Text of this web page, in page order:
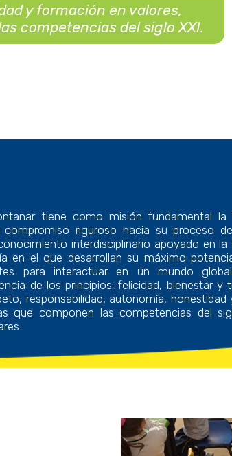
y formación en valores,
competencias del siglo XXI.
tiene como misión fundamental
riguroso hacia su proceso
interdisciplinario apoyado en
en el que desarrollan su máximo
para interactuar en un mundo
de los principios: felicidad, bienestar y
responsabilidad, autonomía, honestidad
que componen las competencias del